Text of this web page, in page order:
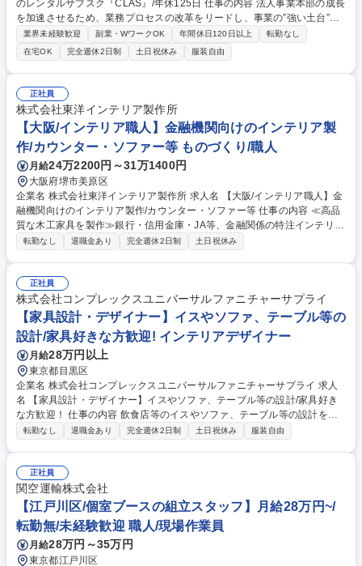
のレンタルサブスク『CLAS』/年休125日 仕事の内容 法人事業本部の成長
を加速させるため、業務プロセスの改革をリードし、事業の”強い土台”を
築くことがミッションです。データに基づき課題を特定し、事業全体を最
適化する、まさに事業の舵取り役です。 ■業務の分析と可視化：既存の業
務フローを分析し、課題を特定。あるべき姿（KGI/KPI）を設計します。
■プロセスの再構築：分析結果に基づき、新たな業務プロセスを設計。シ
ステム導入の要件定義なども担当します。 ■KPI管理と改善：事業計画の
進捗をKPIでトラッキングし、計画との乖離に対する改善策を立案・実行
します。 募集職種 【目黒／事業企画・数値管理】家具と家電のレンタル
サブスク『CLAS』/年休125日
業界未経験歓迎 副業・WワークOK 年間休日120日以上
転勤なし
在宅OK
完全週休2日制 土日祝休み 服装自由
正社員
株式会社東洋インテリア製作所
【大阪/インテリア職人】金融機関向けのインテリア製
作/カウンター・ソファー等 ものづくり/職人
月給24万2200円～31万1400円
大阪府堺市美原区
企業名 株式会社東洋インテリア製作所 求人名 【大阪/インテリア職人】金
融機関向けのインテリア製作/カウンター・ソファー等 仕事の内容 ≪高品
質な木工家具を製作≫銀行・信用金庫・JA等、金融関係の特注インテリア
製品(カウンターやソファ等)の製作をお任せします。幅広く色々なインテ
木製素材の加工■シンナー等を使用した塗装や仕上げ業務 【魅力】案件毎
に異なる特注品製作が中心です。こだわりの製品を作り上げるため、様々
な技術を獲得できるとともに幅広いスキルを得られます。冷暖房完備の快
適な工場でモノづくりに没頭できます。 募集職種 【大阪/インテリア職
人】金融機関向けのインテリア製作/カウンター・ソファー等
転勤なし 退職金あり 完全週休2日制 土日祝休み
正社員
株式会社コンプレックスユニバーサルファニチャーサプライ
【家具設計・デザイナー】イスやソファ、テーブル等の
設計/家具好きな方歓迎! インテリアデザイナー
月給28万円以上
東京都目黒区
企業名 株式会社コンプレックスユニバーサルファニチャーサプライ 求人
名 【家具設計・デザイナー】イスやソファ、テーブル等の設計/家具好き
な方歓迎！ 仕事の内容 飲食店等のイスやソファ、テーブル等の設計を担
当頂きます。入社後まずは、自社の既製品の図面の作成や納品の手伝い等
■営業に同行：デザインについて打合せ、現場の下見、顧客にプレゼン、
納品■見積もりの作成■商品の設計【業務の流れ】営業担当が案件を取引先
からヒアリングしてから、デザイナーに依頼がきます。その後、デザイン
の提案やプレゼンを行い、採用後工場に発注し、現場に納品を行います。
※年20件程度の案件に携わり、簡単なものを含めて40～50種類作成して
います。 募集職種 【家具設計・デザイナー】イスやソファ、テーブル等
の設計/家具好きな方歓迎！
転勤なし 退職金あり 完全週休2日制 土日祝休み 服装自由
正社員
関空運輸株式会社
【江戸川区/個室ブースの組立スタッフ】月給28万円~/
転勤無/未経験歓迎 職人/現場作業員
月給28万円～35万円
東京都江戸川区